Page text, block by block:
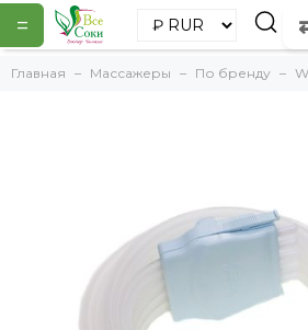
=
Главная Массажеры По бренду